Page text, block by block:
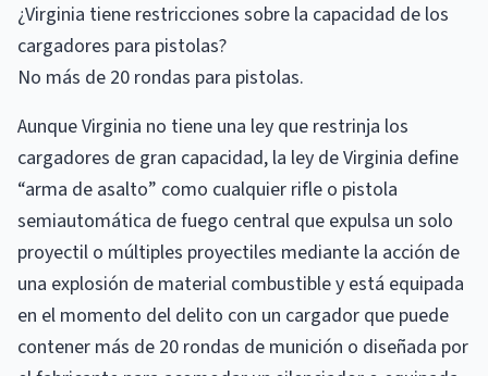
¿Virginia tiene restricciones sobre la capacidad de los
cargadores para pistolas?
No más de 20 rondas para pistolas.
Aunque Virginia no tiene una ley que restrinja los
cargadores de gran capacidad, la ley de Virginia define
“arma de asalto” como cualquier rifle o pistola
semiautomática de fuego central que expulsa un solo
proyectil o múltiples proyectiles mediante la acción de
una explosión de material combustible y está equipada
en el momento del delito con un cargador que puede
contener más de 20 rondas de munición o diseñada por